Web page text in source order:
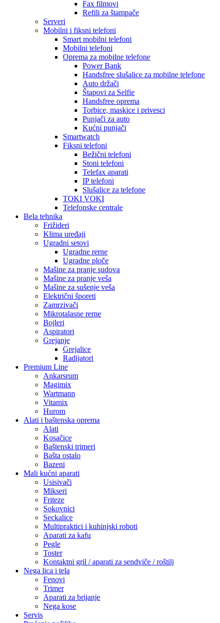
Fax filmovi
Refili za štampače
Serveri
Mobilni i fiksni telefoni
Smart mobilni telefoni
Mobilni telefoni
Oprema za mobilne telefone
Power Bank
Handsfree slušalice za mobilne telefone
Auto držači
Štapovi za Selfie
Handsfree oprema
Torbice, maskice i privesci
Punjači za auto
Kućni punjači
Smartwatch
Fiksni telefoni
Bežični telefoni
Stoni telefoni
Telefax aparati
IP telefoni
Slušalice za telefone
TOKI VOKI
Telefonske centrale
Bela tehnika
Frižideri
Klima uređaji
Ugradni setovi
Ugradne rerne
Ugradne ploče
Mašine za pranje sudova
Mašine za pranje veša
Mašine za sušenje veša
Električni šporeti
Zamrzivači
Mikrotalasne rerne
Bojleri
Aspiratori
Grejanje
Grejalice
Radijatori
Premium Line
Ankarsrum
Magimix
Wartmann
Vitamix
Hurom
Alati i baštenska oprema
Alati
Kosačice
Baštenski trimeri
Bašta ostalo
Bazeni
Mali kućni aparati
Usisivači
Mikseri
Friteze
Sokovnici
Seckalice
Multipraktici i kuhinjski roboti
Aparati za kafu
Pegle
Toster
Kontaktni gril / aparati za sendviče / roštilj
Nega lica i tela
Fenovi
Trimer
Aparati za brijanje
Nega kose
Servis